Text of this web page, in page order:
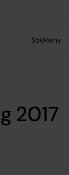
SökMeny
2017